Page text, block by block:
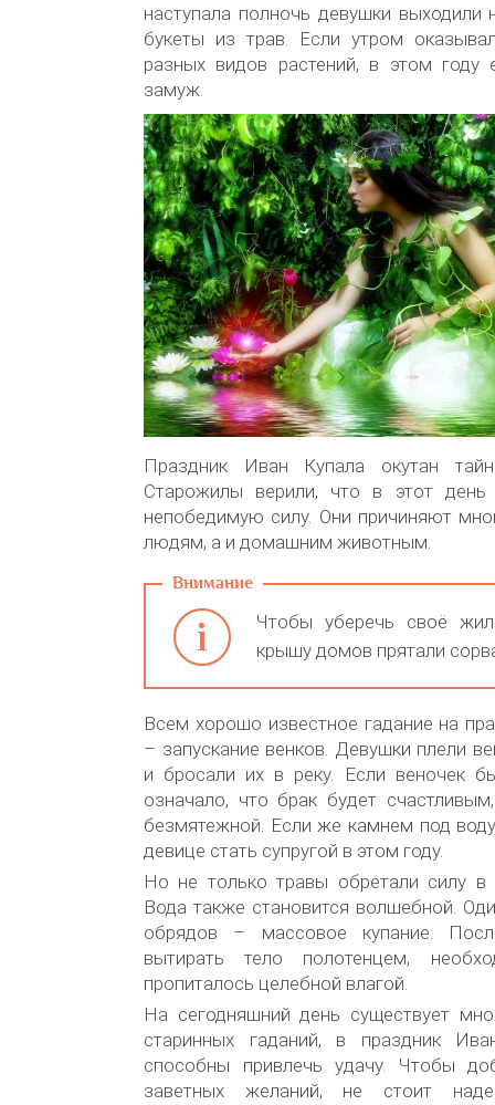
наступала полночь девушки выходили
букеты из трав. Если утром
разных видов растений, в этом году
замуж.
Праздник Иван Купала окутан
Старожилы верили, что в этот
непобедимую силу. Они причиняют
людям, а и домашним животным.
Чтобы уберечь своё
крышу домов прятали
Всем хорошо известное гадание на
– запускание венков. Девушки плели
и бросали их в реку. Если веночек
означало, что брак будет
безмятежной. Если же камнем под
девице стать супругой в этом году.
Но не только травы обретали силу в
Вода также становится волшебной.
обрядов – массовое купание.
вытирать тело полотенцем,
пропиталось целебной влагой.
На сегодняшний день существует
старинных гаданий, в праздник
способны привлечь удачу. Чтобы
заветных желаний, не стоит